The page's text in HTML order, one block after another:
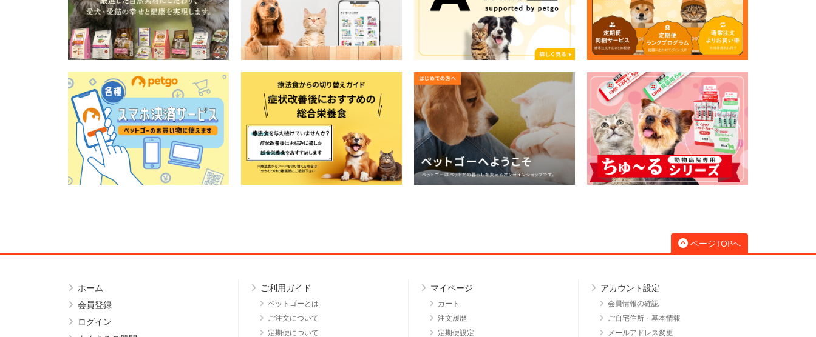
ページTOPへ
ホーム
会員登録
ログイン
ご利用ガイド
ペットゴーとは
ご注文について
定期便について
マイページ
カート
注文履歴
定期便設定
アカウント設定
会員情報の確認
ご自宅住所・基本情報
メールアドレス変更